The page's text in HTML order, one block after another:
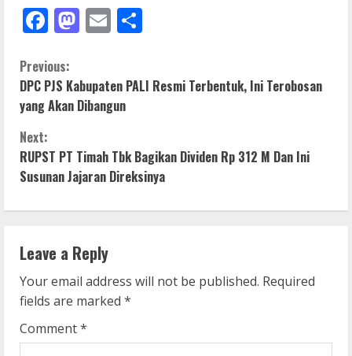
Facebook
Mastodon
Email
C
o
n
t
i
n
u
e
R
Previous:
DPC PJS Kabupaten PALI Resmi Terbentuk, Ini Terobosan
yang Akan Dibangun
Next:
RUPST PT Timah Tbk Bagikan Dividen Rp 312 M Dan Ini
Susunan Jajaran Direksinya
Leave a Reply
Your email address will not be published. Required
fields are marked *
Comment*